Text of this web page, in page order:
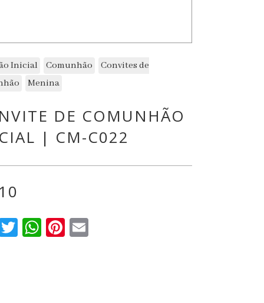
Inicial Comunhão
Convites de
Menina
DE COMUNHÃO
| CM-C022
Twitter
WhatsApp
Pinterest
Email